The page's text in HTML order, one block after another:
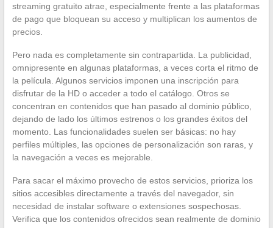
streaming gratuito atrae, especialmente frente a las plataformas
de pago que bloquean su acceso y multiplican los aumentos de
precios.
Pero nada es completamente sin contrapartida. La publicidad,
omnipresente en algunas plataformas, a veces corta el ritmo de
la película. Algunos servicios imponen una inscripción para
disfrutar de la HD o acceder a todo el catálogo. Otros se
concentran en contenidos que han pasado al dominio público,
dejando de lado los últimos estrenos o los grandes éxitos del
momento. Las funcionalidades suelen ser básicas: no hay
perfiles múltiples, las opciones de personalización son raras, y
la navegación a veces es mejorable.
Para sacar el máximo provecho de estos servicios, prioriza los
sitios accesibles directamente a través del navegador, sin
necesidad de instalar software o extensiones sospechosas.
Verifica que los contenidos ofrecidos sean realmente de dominio